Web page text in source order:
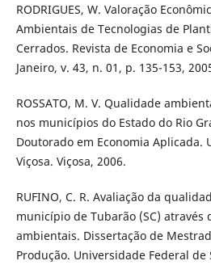
RODRIGUES, W. Valoração
Ambientais de Tecnologias de
Cerrados. Revista de Economia e
Janeiro, v. 43, n. 01, p. 135-153,
ROSSATO, M. V. Qualidade
nos municípios do Estado do Rio
Doutorado em Economia Aplicada.
Viçosa. Viçosa, 2006.
RUFINO, C. R. Avaliação da
município de Tubarão (SC) através
ambientais. Dissertação de
Produção. Universidade Federal de